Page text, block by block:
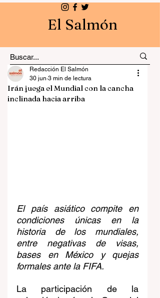
El Salmón
Irán juega el Mundial con la cancha
inclinada hacia arriba
Redacción El Salmón
30 jun 3 min de lectura
El país asiático compite en
condiciones únicas en la
historia de los mundiales,
entre negativas de visas,
bases en México y quejas
formales ante la FIFA.
La participación de la